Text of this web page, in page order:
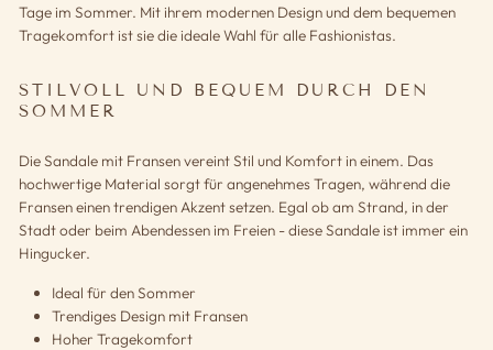
Tage im Sommer. Mit ihrem modernen Design und dem bequemen
Tragekomfort ist sie die ideale Wahl für alle Fashionistas.
STILVOLL UND BEQUEM DURCH DEN
SOMMER
Die Sandale mit Fransen vereint Stil und Komfort in einem. Das
hochwertige Material sorgt für angenehmes Tragen, während die
Fransen einen trendigen Akzent setzen. Egal ob am Strand, in der
Stadt oder beim Abendessen im Freien - diese Sandale ist immer ein
Hingucker.
Ideal für den Sommer
Trendiges Design mit Fransen
Hoher Tragekomfort